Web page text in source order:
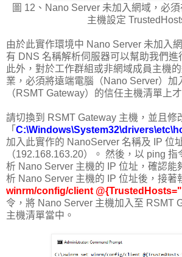
圖 12、Nano Server 未加入網域，必
主機設定
由於此實作環境中 Nano Server 未加入
有 DNS 名稱解析伺服器可以幫助我們進
此外，對於工作群組或非網域成員主機
業，必須將遠端電腦（Nano Server）加
（RSMT Gateway）的信任主機清單上才
請切換到 RSMT Gateway 主機，並且修
「
加入此實作的 NanoServer 名稱及 IP 位
（192.168.163.20）。 然後，以 ping
析 Nano Server 主機的 IP 位址，確認能
析 Nano Server 主機的 IP 位址後，接著
winrm/config/client
令，將 Nano Server 主機加入至 RSMT
主機清單當中。